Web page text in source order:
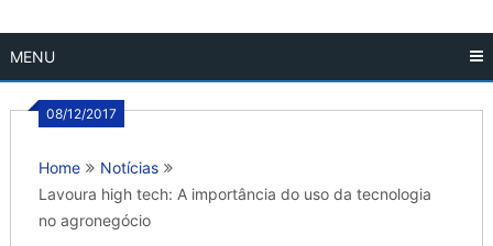
MENU
08/12/2017
Home
Notícias
Lavoura high tech: A importância do uso da tecnologia
no agronegócio